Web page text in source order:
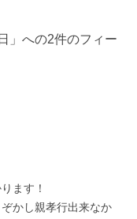
」への2件のフィー
ます！
かし親孝行出来なか